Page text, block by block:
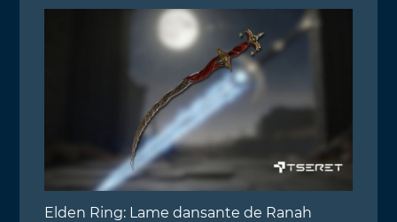
Elden Ring: Lame dansante de Ranah